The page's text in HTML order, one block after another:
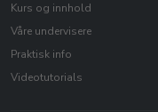
Kurs og innhold
Våre undervisere
Praktisk info
Videotutorials